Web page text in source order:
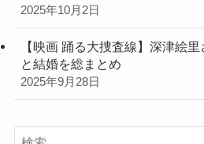
2025年10月2日
【映画 踊る大捜査線】深津絵
と結婚を総まとめ
2025年9月28日